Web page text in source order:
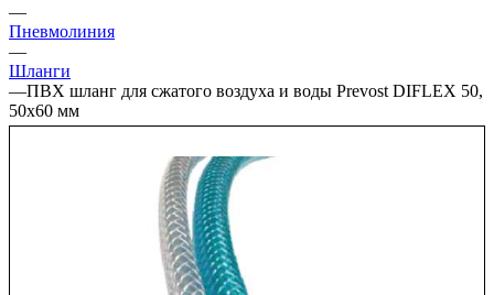
—
Пневмолиния
—
Шланги
—ПВХ шланг для сжатого воздуха и воды Prevost DIFLEX 50,
50x60 мм